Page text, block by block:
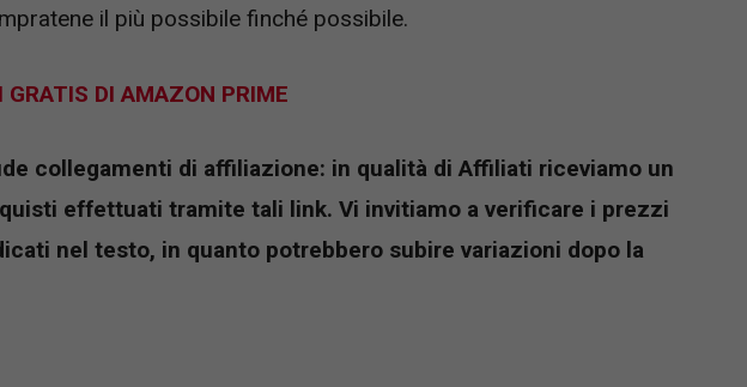
il più possibile finché possibile.
GRATIS DI AMAZON PRIME
collegamenti di affiliazione: in qualità di Affiliati riceviamo un
effettuati tramite tali link. Vi invitiamo a verificare i prezzi
nel testo, in quanto potrebbero subire variazioni dopo la